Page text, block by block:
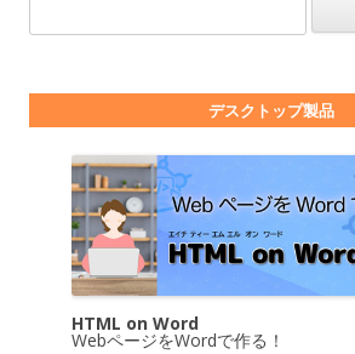
デスクトップ製品
HTML on Word
WebページをWordで作る！